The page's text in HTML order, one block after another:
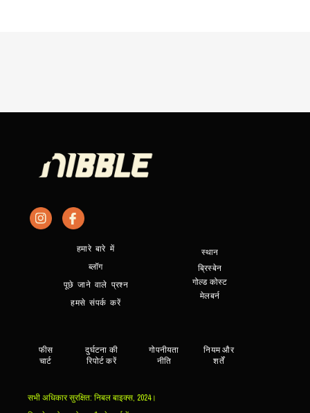
हमारे बारे में
ब्लॉग
पूछे जाने वाले प्रश्न
हमसे संपर्क करें
स्थान
ब्रिस्बेन
गोल्ड कोस्ट
मेलबर्न
फीस
चार्ट
दुर्घटना की
रिपोर्ट करें
गोपनीयता
नीति
नियम और
शर्तें
सभी अधिकार सुरक्षित: निबल बाइक्स, 2024।